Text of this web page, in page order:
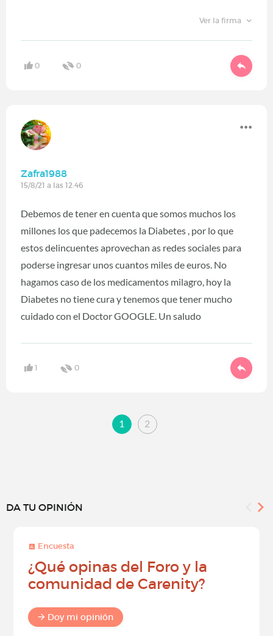
Ver la firma
0 0
Zafra1988
15/8/21 a las 12:46
Debemos de tener en cuenta que somos muchos los
millones los que padecemos la Diabetes , por lo que
estos delincuentes aprovechan as redes sociales para
poderse ingresar unos cuantos miles de euros. No
hagamos caso de los medicamentos milagro, hoy la
Diabetes no tiene cura y tenemos que tener mucho
cuidado con el Doctor GOOGLE. Un saludo
1 0
1 2
DA TU OPINIÓN
Encuesta
¿Qué opinas del Foro y la
comunidad de Carenity?
Doy mi opinión